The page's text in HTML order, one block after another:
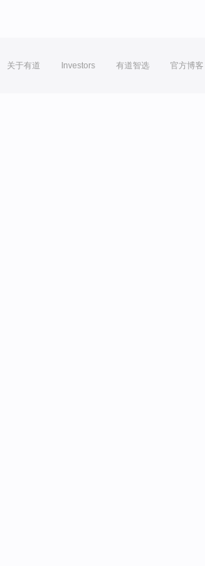
关于有道 Investors 有道智选 官方博客